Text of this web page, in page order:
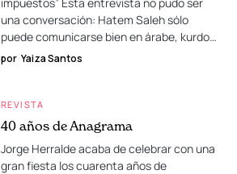
una conversación: Hatem Saleh sólo
puede comunicarse bien en árabe, kurdo…
por Yaiza Santos
REVISTA
40 años de Anagrama
Jorge Herralde acaba de celebrar con una
gran fiesta los cuarenta años de